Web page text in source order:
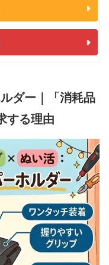
ダー｜「消耗品
する理由